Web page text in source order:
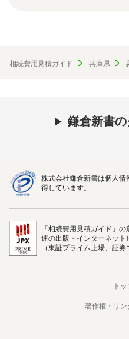
相続費用見積ガイド 兵庫県
鎌倉新書
株式会社鎌倉新書は個人情
得しています。
「相続費用見積ガイド」
連の出版・インターネッ
（東証プライム上場、証
ト
著作権・リ